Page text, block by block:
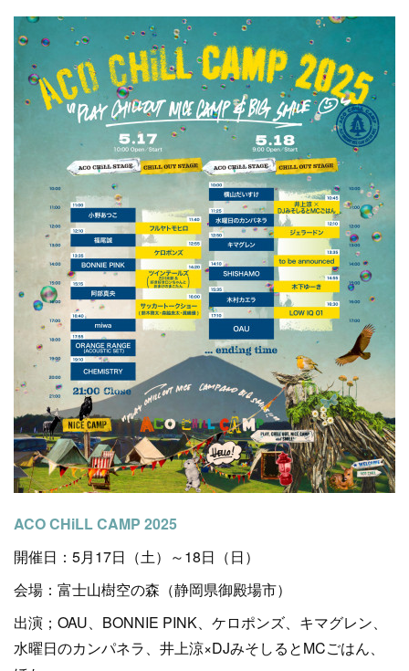
ACO CHiLL CAMP 2025
開催日：5月17日（土）～18日（日）
会場：富士山樹空の森（静岡県御殿場市）
出演；OAU、BONNIE PINK、ケロポンズ、キマグレン、
水曜日のカンパネラ、井上涼×DJみそしるとMCごはん、